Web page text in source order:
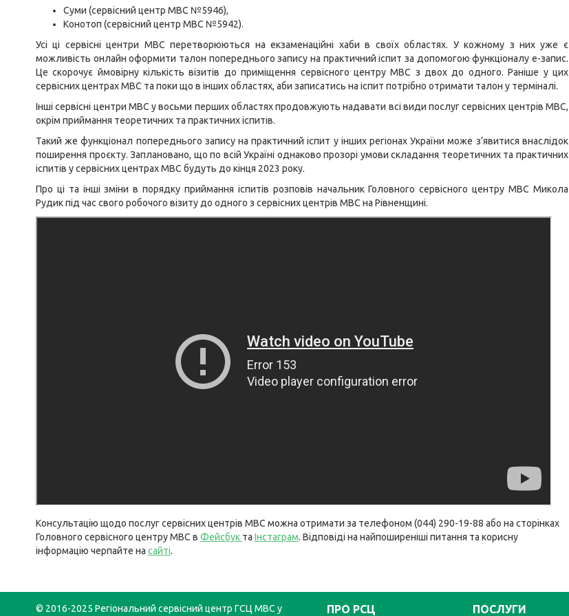
Суми (сервісний центр МВС №5946),
Конотоп (сервісний центр МВС №5942).
Усі ці сервісні центри МВС перетворюються на екзаменаційні хаби в своїх областях. У кожному з них уже є
можливість онлайн оформити талон попереднього запису на практичний іспит за допомогою функціоналу е-запис.
Це скорочує ймовірну кількість візитів до приміщення сервісного центру МВС з двох до одного. Раніше у цих
сервісних центрах МВС та поки що в інших областях, аби записатись на іспит потрібно отримати талон у терміналі.
Інші сервісні центри МВС у восьми перших областях продовжують надавати всі види послуг сервісних центрів МВС,
окрім приймання теоретичних та практичних іспитів.
Такий же функціонал попереднього запису на практичний іспит у інших регіонах України може з’явитися внаслідок
поширення проєкту. Заплановано, що по всій Україні однаково прозорі умови складання теоретичних та практичних
іспитів у сервісних центрах МВС будуть до кінця 2023 року.
Про ці та інші зміни в порядку приймання іспитів розповів начальник Головного сервісного центру МВС Микола
Рудик під час свого робочого візиту до одного з сервісних центрів МВС на Рівненщині.
Консультацію щодо послуг сервісних центрів МВС можна отримати за телефоном (044) 290-19-88 або на сторінках
Головного сервісного центру МВС в Фейсбук та Інстаграм. Відповіді на найпоширеніші питання та корисну
інформацію черпайте на сайті.
© 2016-2025 Регіональний сервісний центр ГСЦ МВС у ПРО РСЦ ПОСЛУГИ